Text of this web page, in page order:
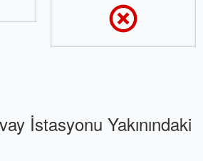
İstasyonu Yakınındaki